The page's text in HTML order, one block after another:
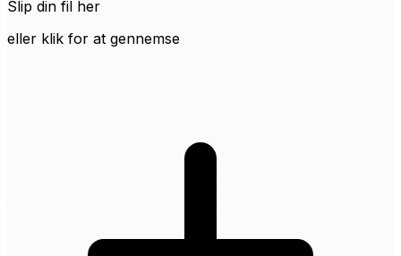
Slip din fil her
eller klik for at gennemse